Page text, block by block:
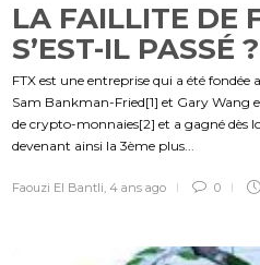
LA FAILLITE DE
S’EST-IL PASSÉ ?
FTX est une entreprise qui a été
Sam Bankman-Fried[1] et Gary Wang
de crypto-monnaies[2] et a gagné dès
devenant ainsi la 3ème plus...
Faouzi El Bantli, 4 ans ago 0